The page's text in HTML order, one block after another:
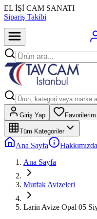
EL İŞİ CAM SANATI
Sipariş Takibi
Giriş Yap Favorilerim
Tüm Kategoriler
Ana Sayfa Hakkımızda
Ana Sayfa
Mutfak Avizeleri
Larin Avize Opal 05